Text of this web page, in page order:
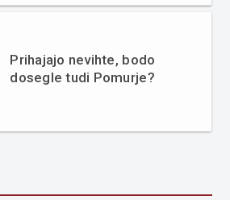
Prihajajo nevihte, bodo
dosegle tudi Pomurje?